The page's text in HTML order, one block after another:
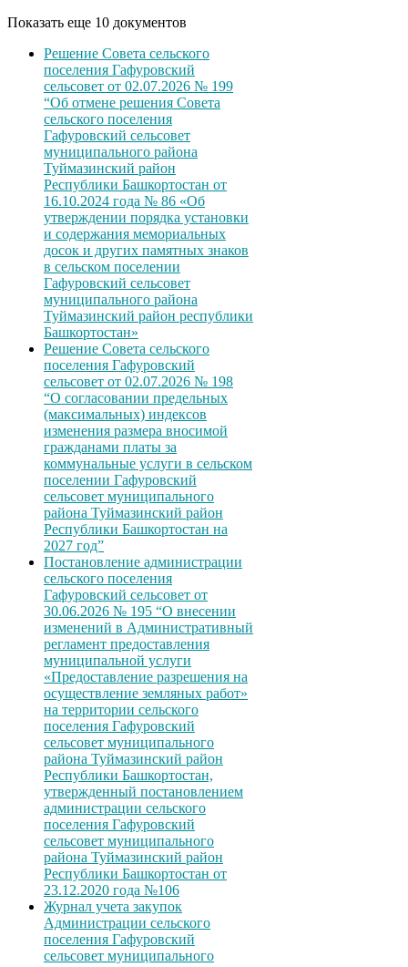
Показать еще 10 документов
Решение Совета сельского
поселения Гафуровский
сельсовет от 02.07.2026 № 199
“Об отмене решения Совета
сельского поселения
Гафуровский сельсовет
муниципального района
Туймазинский район
Республики Башкортостан от
16.10.2024 года № 86 «Об
утверждении порядка установки
и содержания мемориальных
досок и других памятных знаков
в сельском поселении
Гафуровский сельсовет
муниципального района
Туймазинский район республики
Башкортостан»
Решение Совета сельского
поселения Гафуровский
сельсовет от 02.07.2026 № 198
“О согласовании предельных
(максимальных) индексов
изменения размера вносимой
гражданами платы за
коммунальные услуги в сельском
поселении Гафуровский
сельсовет муниципального
района Туймазинский район
Республики Башкортостан на
2027 год”
Постановление администрации
сельского поселения
Гафуровский сельсовет от
30.06.2026 № 195 “О внесении
изменений в Административный
регламент предоставления
муниципальной услуги
«Предоставление разрешения на
осуществление земляных работ»
на территории сельского
поселения Гафуровский
сельсовет муниципального
района Туймазинский район
Республики Башкортостан,
утвержденный постановлением
администрации сельского
поселения Гафуровский
сельсовет муниципального
района Туймазинский район
Республики Башкортостан от
23.12.2020 года №106
Журнал учета закупок
Администрации сельского
поселения Гафуровский
сельсовет муниципального